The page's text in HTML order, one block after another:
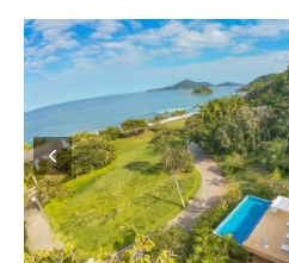
Imóveis
no
Condomínio
Pedro
na
Cidade
de
Guarujá.
Propriedades